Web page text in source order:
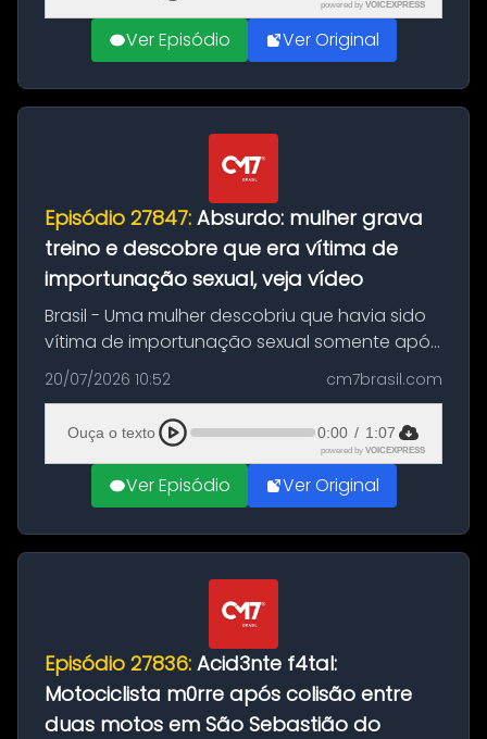
powered by VOICEXPRESS
Ver Episódio Ver Original
Episódio 27847: Absurdo: mulher grava
treino e descobre que era vítima de
importunação sexual, veja vídeo
Brasil - Uma mulher descobriu que havia sido
vítima de importunação sexual somente após
assistir a um vídeo que gravou enquanto
treinava na academia de um condomínio em
Feira de Santana, na Bahia. O c...
20/07/2026 10:52 cm7brasil.com
Ouça o texto 0:00 / 1:07
powered by VOICEXPRESS
Ver Episódio Ver Original
Episódio 27836: Acid3nte f4tal:
Motociclista m0rre após colisão entre
duas motos em São Sebastião do